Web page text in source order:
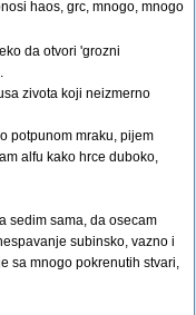
haos, grc, mnogo, mnogo
da otvori 'grozni
zivota koji neizmerno
potpunom mraku, pijem
alfu kako hrce duboko,
sedim sama, da osecam
subinsko, vazno i
sa mnogo pokrenutih stvari,